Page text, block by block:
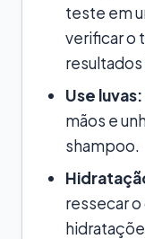
teste em
verificar o
Use luvas:
mãos e
shampoo.
ressecar